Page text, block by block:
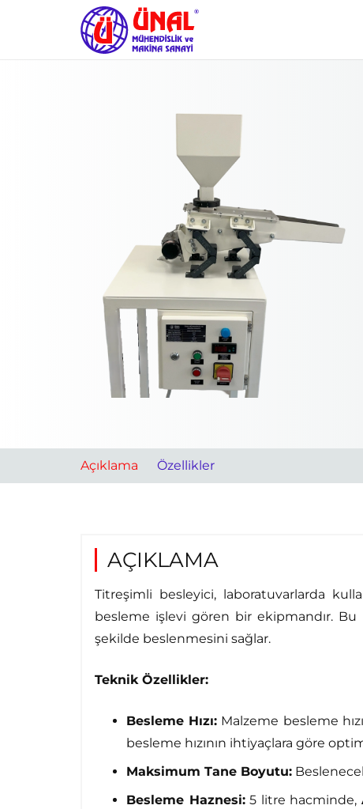
Açıklama Özellikler
AÇIKLAMA
Titreşimli besleyici, laboratuvarlarda
besleme işlevi gören bir ekipmandır.
şekilde beslenmesini sağlar.
Teknik Özellikler:
Besleme Hızı: Malzeme besleme hızı
besleme hızının ihtiyaçlara göre
Maksimum Tane Boyutu:
Besleme Haznesi:5 litre hacminde,